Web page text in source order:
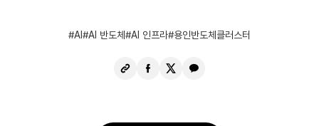
AI AI 반도체 AI 인프라 용인반도체클러스터
URL
페
X
카